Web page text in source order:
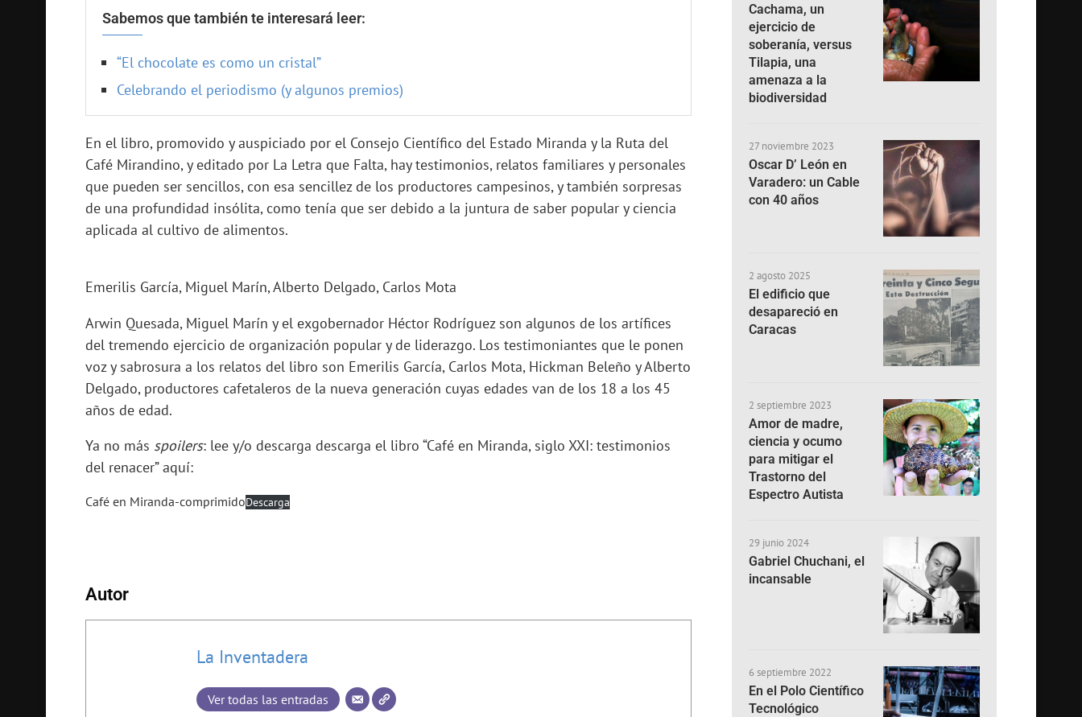
Sabemos que también te interesará leer:
“El chocolate es como un cristal”
Celebrando el periodismo (y algunos premios)
En el libro, promovido y auspiciado por el Consejo Científico del Estado Miranda y la Ruta del
Café Mirandino, y editado por La Letra que Falta, hay testimonios, relatos familiares y personales
que pueden ser sencillos, con esa sencillez de los productores campesinos, y también sorpresas
de una profundidad insólita, como tenía que ser debido a la juntura de saber popular y ciencia
aplicada al cultivo de alimentos.
Emerilis García, Miguel Marín, Alberto Delgado, Carlos Mota
Arwin Quesada, Miguel Marín y el exgobernador Héctor Rodríguez son algunos de los artífices
del tremendo ejercicio de organización popular y de liderazgo. Los testimoniantes que le ponen
voz y sabrosura a los relatos del libro son Emerilis García, Carlos Mota, Hickman Beleño y Alberto
Delgado, productores cafetaleros de la nueva generación cuyas edades van de los 18 a los 45
años de edad.
Ya no más spoilers: lee y/o descarga descarga el libro “Café en Miranda, siglo XXI: testimonios
del renacer” aquí:
Café en Miranda-comprimidoDescarga
Autor
La Inventadera
Ver todas las entradas
Cachama, un
ejercicio de
soberanía, versus
Tilapia, una
amenaza a la
biodiversidad
27 noviembre 2023
Oscar D’ León en
Varadero: un Cable
con 40 años
2 agosto 2025
El edificio que
desapareció en
Caracas
2 septiembre 2023
Amor de madre,
ciencia y ocumo
para mitigar el
Trastorno del
Espectro Autista
29 junio 2024
Gabriel Chuchani, el
incansable
6 septiembre 2022
En el Polo Científico
Tecnológico